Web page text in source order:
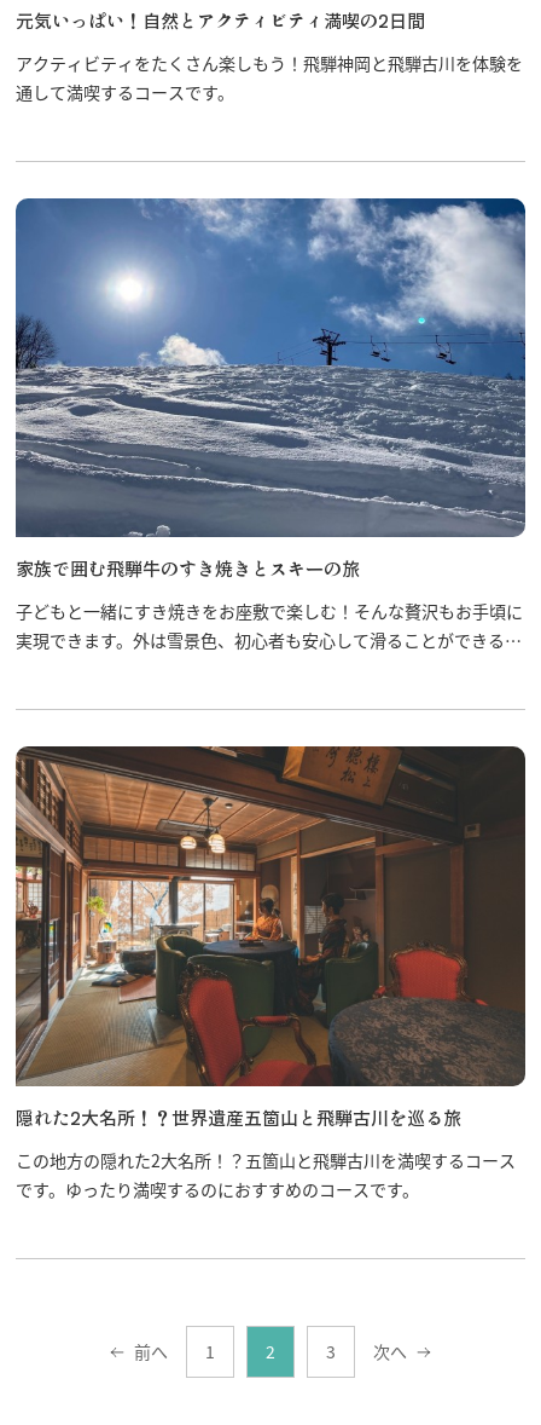
元気いっぱい！自然とアクティビティ満喫の2日間
アクティビティをたくさん楽しもう！飛騨神岡と飛騨古川を体験を
通して満喫するコースです。
家族で囲む飛騨牛のすき焼きとスキーの旅
子どもと一緒にすき焼きをお座敷で楽しむ！そんな贅沢もお手頃に
実現できます。外は雪景色、初心者も安心して滑ることができるゲ
隠れた2大名所！？世界遺産五箇山と飛騨古川を巡る旅
この地方の隠れた2大名所！？五箇山と飛騨古川を満喫するコース
です。ゆったり満喫するのにおすすめのコースです。
前へ 1 2 3 次へ